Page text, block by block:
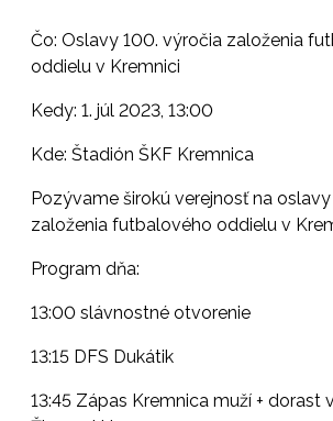
Čo: Oslavy 100. výročia založenia
oddielu v Kremnici
Kedy: 1. júl 2023, 13:00
Kde: Štadión ŠKF Kremnica
Pozývame širokú verejnosť na
založenia futbalového oddielu v
Program dňa:
13:00 slávnostné otvorenie
13:15 DFS Dukátik
13:45 Zápas Kremnica muží + dorast